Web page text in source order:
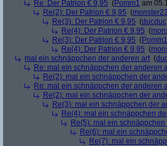
Re: Der Patrion € 9,95 (Pomm1 am
Re(2): Der Patrion € 9,95 (monster23
Re(3): Der Patrion € 9,95 (ducduc
Re(4): Der Patrion € 9,95 (
Re(3): Der Patrion € 9,95 (Pomm1
Re(4): Der Patrion € 9,95 (
mal ein schnäppchen der anderen art (
Re: mal ein schnäppchen der anderen
Re(2): mal ein schnäppchen der
Re: mal ein schnäppchen der anderen
Re(2): mal ein schnäppchen der
Re(3): mal ein schnäppchen der
Re(4): mal ein schnäppchen
Re(5): mal ein
Re(6): mal ein
Re(7): mal ein